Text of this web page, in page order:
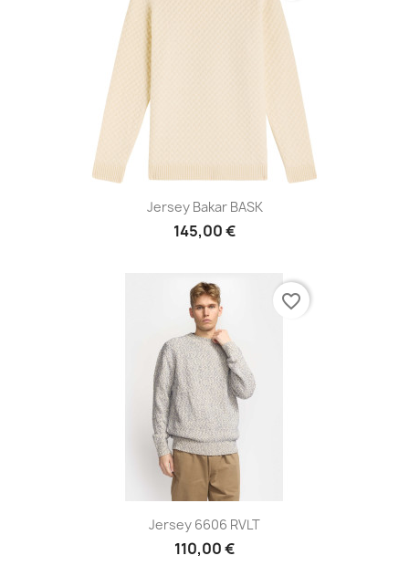
Jersey Bakar BASK
145,00 €
Jersey 6606 RVLT
110,00 €
favorite_border